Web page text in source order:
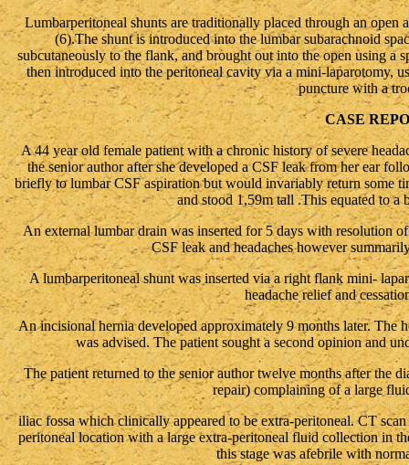
Lumbarperitoneal shunts are traditionally placed through an
(6).The shunt is introduced into the lumbar subarachnoid
subcutaneously to the flank, and brought out into the open using a
then introduced into the peritoneal cavity via a mini-laparotomy,
puncture with a
CASE
A 44 year old female patient with a chronic history of severe
the senior author after she developed a CSF leak from her ear
briefly to lumbar CSF aspiration but would invariably return some
and stood 1,59m tall .This equated to
An external lumbar drain was inserted for 5 days with resolution
CSF leak and headaches however
A lumbarperitoneal shunt was inserted via a right flank mini-
headache relief and
An incisional hernia developed approximately 9 months later. The
was advised. The patient sought a second opinion and
The patient returned to the senior author twelve months after the
repair) complaining of a large
iliac fossa which clinically appeared to be extra-peritoneal. CT
peritoneal location with a large extra-peritoneal fluid collection in
this stage was afebrile with